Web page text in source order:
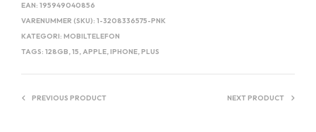
EAN: 195949040856
VARENUMMER (SKU): 1-3208336575-PNK
KATEGORI: MOBILTELEFON
TAGS: 128GB,15,APPLE,IPHONE,PLUS
PREVIOUS PRODUCT NEXT PRODUCT